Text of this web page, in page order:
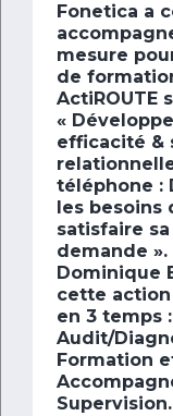
Fonetica a
mesure
de
ActiROUTE
«
efficacité &
téléphone :
les
satisfaire sa
demande ».
Dominique
cette
en 3 temps :
Audit/
Formation
Supervision.